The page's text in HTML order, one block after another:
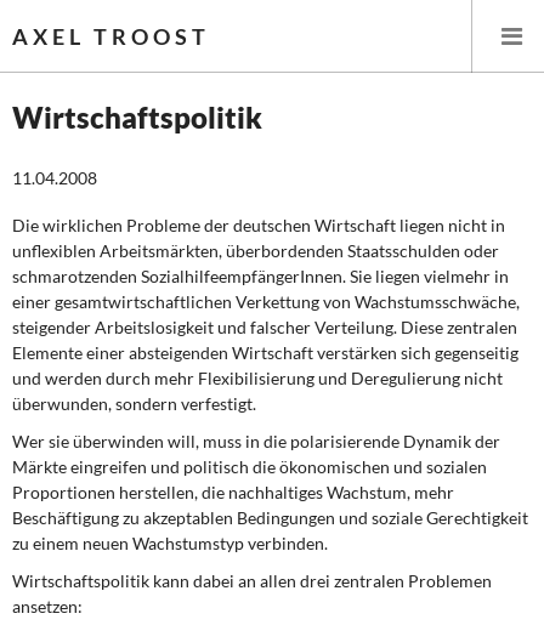
AXEL TROOST
Themen
Leitlinien linker Wirtschafts- und Finanzpolitik
Wirtschaftspolitik
Steuer- und Finanzpolitik
Öffentliche Infrastruktur und Daseinsvorsorge
Eurokrise und Griechenland
DIE LINKE
Weitere Themen
Wirtschaftspolitik
11.04.2008
Die wirklichen Probleme der deutschen Wirtschaft liegen nicht in
unflexiblen Arbeitsmärkten, überbordenden Staatsschulden oder
schmarotzenden SozialhilfeempfängerInnen. Sie liegen vielmehr in
einer gesamtwirtschaftlichen Verkettung von Wachstumsschwäche,
steigender Arbeitslosigkeit und falscher Verteilung. Diese zentralen
Elemente einer absteigenden Wirtschaft verstärken sich gegenseitig
und werden durch mehr Flexibilisierung und Deregulierung nicht
überwunden, sondern verfestigt.
Wer sie überwinden will, muss in die polarisierende Dynamik der
Märkte eingreifen und politisch die ökonomischen und sozialen
Proportionen herstellen, die nachhaltiges Wachstum, mehr
Beschäftigung zu akzeptablen Bedingungen und soziale Gerechtigkeit
zu einem neuen Wachstumstyp verbinden.
Wirtschaftspolitik kann dabei an allen drei zentralen Problemen
ansetzen: